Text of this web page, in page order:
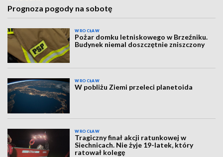
Prognoza pogody na sobotę
WROCŁAW
Pożar domku letniskowego w Brzeźniku.
Budynek niemal doszczętnie zniszczony
WROCŁAW
W pobliżu Ziemi przeleci planetoida
WROCŁAW
Tragiczny finał akcji ratunkowej w
Siechnicach. Nie żyje 19-latek, który
ratował kolegę